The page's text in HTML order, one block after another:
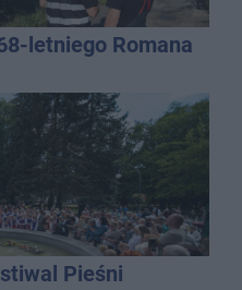
letniego Romana
Pieśni